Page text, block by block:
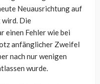
Neuausrichtung auf
wird. Die
einen Fehler wie bei
anfänglicher Zweifel
nach nur wenigen
wurde.